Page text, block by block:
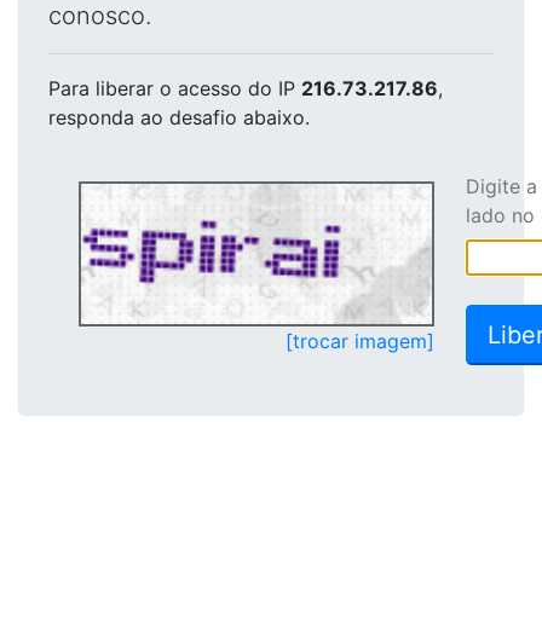
conosco.
Para liberar o acesso do IP 216.73.217.86,
responda ao desafio abaixo.
[trocar imagem]
Digite
lado no